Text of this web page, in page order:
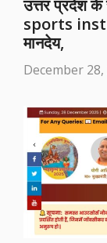
उत्तर प्रदेश
sports
मानदेय,
December 28,